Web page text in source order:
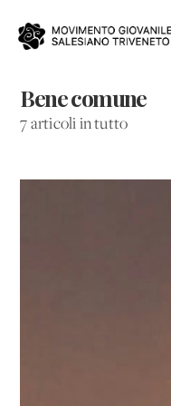
Bene comune
7 articoli in tutto